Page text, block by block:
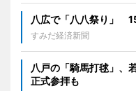
八広で「八八祭り」
すみだ経済新聞
八戸の「騎馬打毬」
正式参拝も